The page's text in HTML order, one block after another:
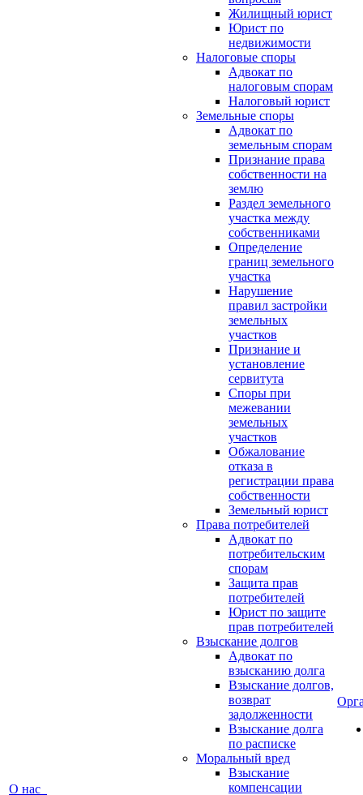
О нас
Жилищный юрист
Юрист по
недвижимости
Налоговые споры
Адвокат по
налоговым спорам
Налоговый юрист
Земельные споры
Адвокат по
земельным спорам
Признание права
собственности на
землю
Раздел земельного
участка между
собственниками
Определение
границ земельного
участка
Нарушение
правил застройки
земельных
участков
Признание и
установление
сервитута
Споры при
межевании
земельных
участков
Обжалование
отказа в
регистрации права
собственности
Земельный юрист
Права потребителей
Адвокат по
потребительским
спорам
Защита прав
потребителей
Юрист по защите
прав потребителей
Взыскание долгов
Адвокат по
взысканию долга
Взыскание долгов,
возврат
задолженности
Взыскание долга
по расписке
Моральный вред
Взыскание
компенсации